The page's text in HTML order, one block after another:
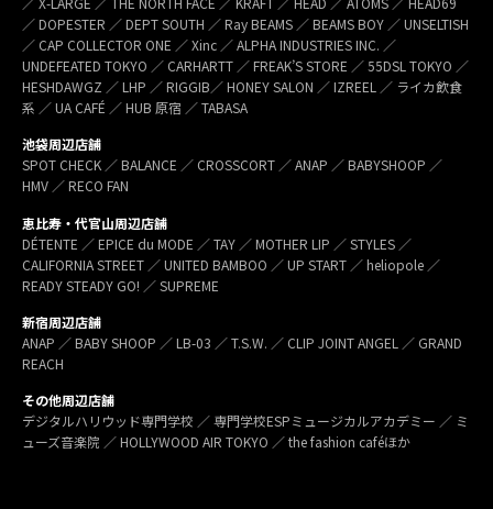
／ DOPESTER ／ DEPT SOUTH ／ Ray BEAMS ／ BEAMS BOY ／ UNSELTISH
／ CAP COLLECTOR ONE ／ Xinc ／ ALPHA INDUSTRIES INC. ／
UNDEFEATED TOKYO ／ CARHARTT ／ FREAK’S STORE ／ 55DSL TOKYO ／
HESHDAWGZ ／ LHP ／ RIGGIB／ HONEY SALON ／ IZREEL ／ ライカ飲食
系 ／ UA CAFÉ ／ HUB 原宿 ／ TABASA
池袋周辺店舗
SPOT CHECK ／ BALANCE ／ CROSSCORT ／ ANAP ／ BABYSHOOP ／
HMV ／ RECO FAN
恵比寿・代官山周辺店舗
DÉTENTE ／ EPICE du MODE ／ TAY ／ MOTHER LIP ／ STYLES ／
CALIFORNIA STREET ／ UNITED BAMBOO ／ UP START ／ heliopole ／
READY STEADY GO! ／ SUPREME
新宿周辺店舗
ANAP ／ BABY SHOOP ／ LB-03 ／ T.S.W. ／ CLIP JOINT ANGEL ／ GRAND
REACH
その他周辺店舗
デジタルハリウッド専門学校 ／ 専門学校ESPミュージカルアカデミー ／ ミ
ューズ音楽院 ／ HOLLYWOOD AIR TOKYO ／ the fashion caféほか